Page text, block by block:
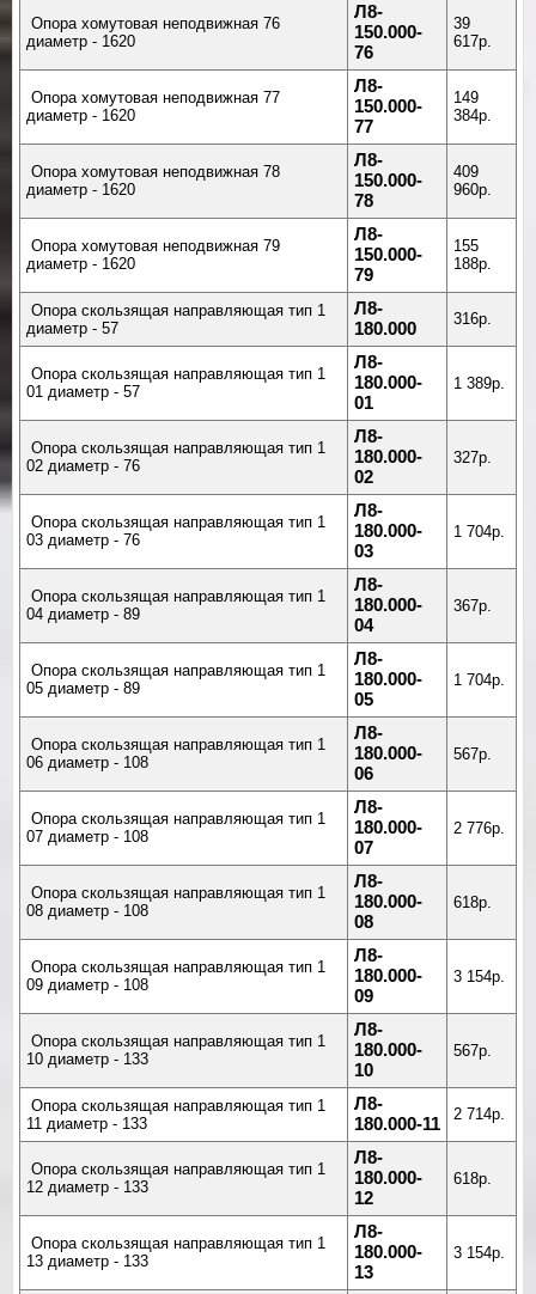
Опора хомутовая неподвижная 76
диаметр - 1620
Л8-
150.000-
76
39
617р.
Опора хомутовая неподвижная 77
диаметр - 1620
Л8-
150.000-
77
149
384р.
Опора хомутовая неподвижная 78
диаметр - 1620
Л8-
150.000-
78
409
960р.
Опора хомутовая неподвижная 79
диаметр - 1620
Л8-
150.000-
79
155
188р.
Опора скользящая направляющая тип 1
диаметр - 57
Л8-
180.000
316р.
Опора скользящая направляющая тип 1
01 диаметр - 57
Л8-
180.000-
01
1 389р.
Опора скользящая направляющая тип 1
02 диаметр - 76
Л8-
180.000-
02
327р.
Опора скользящая направляющая тип 1
03 диаметр - 76
Л8-
180.000-
03
1 704р.
Опора скользящая направляющая тип 1
04 диаметр - 89
Л8-
180.000-
04
367р.
Опора скользящая направляющая тип 1
05 диаметр - 89
Л8-
180.000-
05
1 704р.
Опора скользящая направляющая тип 1
06 диаметр - 108
Л8-
180.000-
06
567р.
Опора скользящая направляющая тип 1
07 диаметр - 108
Л8-
180.000-
07
2 776р.
Опора скользящая направляющая тип 1
08 диаметр - 108
Л8-
180.000-
08
618р.
Опора скользящая направляющая тип 1
09 диаметр - 108
Л8-
180.000-
09
3 154р.
Опора скользящая направляющая тип 1
10 диаметр - 133
Л8-
180.000-
10
567р.
Опора скользящая направляющая тип 1
11 диаметр - 133
Л8-
180.000-11
2 714р.
Опора скользящая направляющая тип 1
12 диаметр - 133
Л8-
180.000-
12
618р.
Опора скользящая направляющая тип 1
13 диаметр - 133
Л8-
180.000-
13
3 154р.